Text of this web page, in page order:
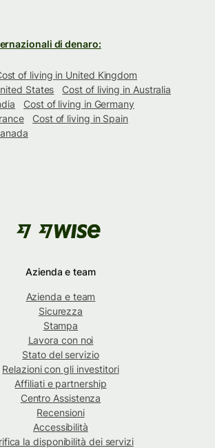
di denaro:
of living in United Kingdom
States
Cost of living in Australia
Cost of living in Germany
Cost of living in Spain
Azienda e team
Azienda e team
Sicurezza
Stampa
Lavora con noi
Stato del servizio
Relazioni con gli investitori
Affiliati e partnership
Centro Assistenza
Recensioni
Accessibilità
la disponibilità dei servizi